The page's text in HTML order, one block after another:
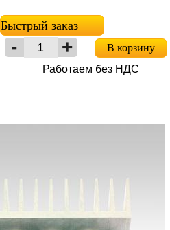
Быстрый заказ
В корзину
Работаем без НДС